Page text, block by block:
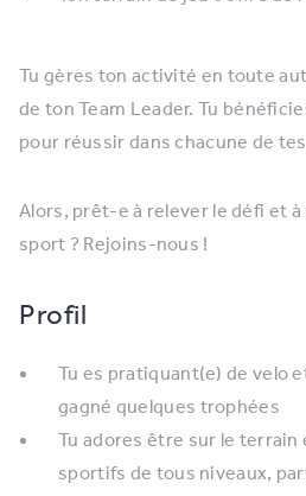
Tu gères ton activité en toute
de ton Team Leader. Tu
pour réussir dans chacune de
Alors, prêt-e à relever le défi et
sport ? Rejoins-nous !
Profil
Tu es pratiquant(e) de velo
gagné quelques trophées
Tu adores être sur le terrain
sportifs de tous niveaux,